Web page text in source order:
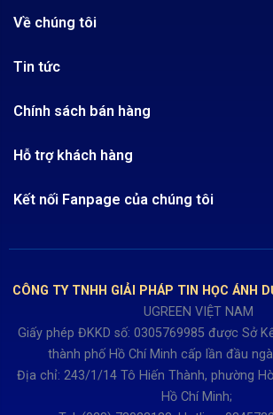
Về chúng tôi
Quy chế hoạt động
Tra cứu đơn hàng
Tin tức
Công nghệ - Sản phẩm mới
Review sản phẩm
Chính sách bán hàng
Chính sách Hủy, Đổi, Trả hàng
Hướng dẫn đăng ký tài khoản
Hỗ trợ khách hàng
Thời gian làm việc từ Thứ 2- Thứ 7
Buổi chiều từ 13h15 đến 17h30
Thứ 7 làm đến 15h30 chiều.
Kết nối Fanpage của chúng tôi
CÔNG TY TNHH GIẢI PHÁP TIN HỌC ÁNH
UGREEN VIỆT NAM
Giấy phép ĐKKD số: 0305769985 được Sở
thành phố Hồ Chí Minh cấp lần đầu
Địa chỉ: 243/1/14 Tô Hiến Thành, phường
Hồ Chí Minh;